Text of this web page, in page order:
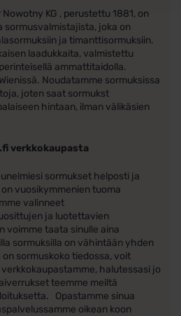
KG , perustettu 1881, on
sormusvalmistajista, joka on
ja timanttisormuksiin.
laadukkaita, valmistettu
ammattitaidolla.
Noudatamme sormuksissa
joten saat sormukst
hintaan, ilman välikäsien
verkkokaupasta
sormukset helposti ja
vuosikymmenien tuoma
valinneet
ja luotettavien
voimme taata sinulle aina
sormuksilla on vähintään yhden
sormuskoko tiedossa, voit
halutessasi jo
teemme meiltä
Opastamme sinua
oikean koon